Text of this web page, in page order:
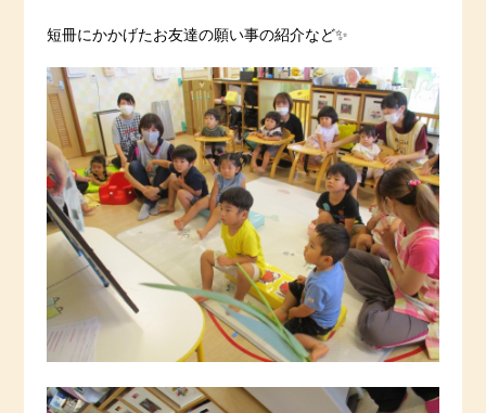
短冊にかかげたお友達の願い事の紹介など✨